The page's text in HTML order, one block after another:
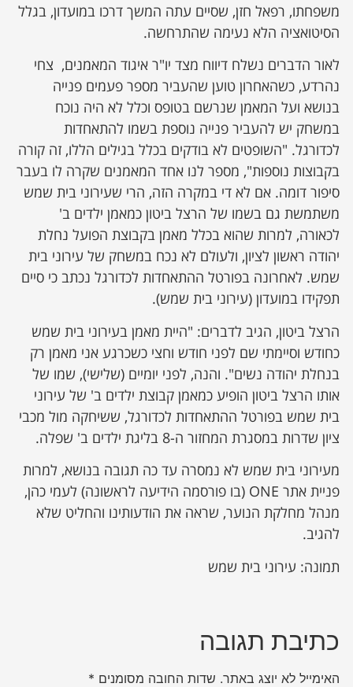
משפחתו, רפאל חזן, שסיים עתה המשך דרכו במועדון, בגלל
הסיטואציה הלא נעימה שהתרחשה.
לאור הדברים נשלח דיווח מצד יו"ר איגוד המאמנים, צחי
נהרדע, כשהאחרון טוען שהעביר מספר פעמים פנייה
בנושא ועל המאמן שנרשם בטופס וכלל לא היה נוכח
במשחק יש להעביר פנייה נוספת בשמו להתאחדות
לכדורגל. "השופטים לא בודקים בכלל בגילים הללו, זה קורה
בקבוצות נוספות", מספר לנו אחד המאמנים שקרה לו בעבר
סיפור דומה. אם לא די במקרה הזה, הרי שעירוני בית שמש
משתמשת גם בשמו של הרצל ביטון כמאמן ילדים ב'
לכאורה, למרות שהוא בכלל מאמן בקבוצת הפועל נחלת
יהודה ראשון לציון, ולעולם לא נכח במשחק של עירוני בית
שמש. לאחרונה בפורטל ההתאחדות לכדורגל נכתב כי סיים
תפקידו במועדון (עירוני בית שמש).
הרצל ביטון, הגיב לדברים: "היית מאמן בעירוני בית שמש
כחודש וסיימתי שם לפני חודש וחצי כשכרגע אני מאמן רק
בנחלת יהודה נשים". והנה, לפני יומיים (שלישי), שמו של
אותו הרצל ביטון הופיע כמאמן קבוצת ילדים ב' של עירוני
בית שמש בפורטל ההתאחדות לכדורגל, ששיחקה מול מכבי
ציון שדרות במסגרת המחזור ה-8 בליגת ילדים ב' שפלה.
מעירוני בית שמש לא נמסרה עד כה תגובה בנושא, למרות
פניית אתר ONE (בו פורסמה הידיעה לראשונה) לעמי כהן,
מנהל מחלקת הנוער, שראה את הודעותינו והחליט שלא
להגיב.
תמונה: עירוני בית שמש
כתיבת תגובה
האימייל לא יוצג באתר. שדות החובה מסומנים *